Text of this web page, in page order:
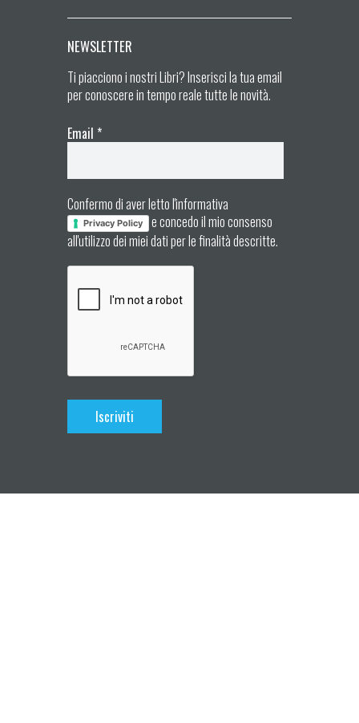
NEWSLETTER
Ti piacciono i nostri Libri? Inserisci la tua email
per conoscere in tempo reale tutte le novità.
Email *
Confermo di aver letto l'informativa
Privacy Policy
e concedo il mio consenso
all'utilizzo dei miei dati per le finalità descritte.